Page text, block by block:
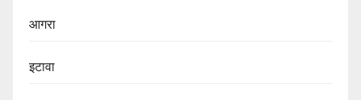
आगरा
इटावा